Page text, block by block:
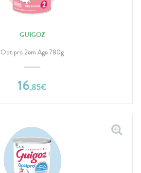
GUIGOZ
Optipro 2em Age 780g
16,85€